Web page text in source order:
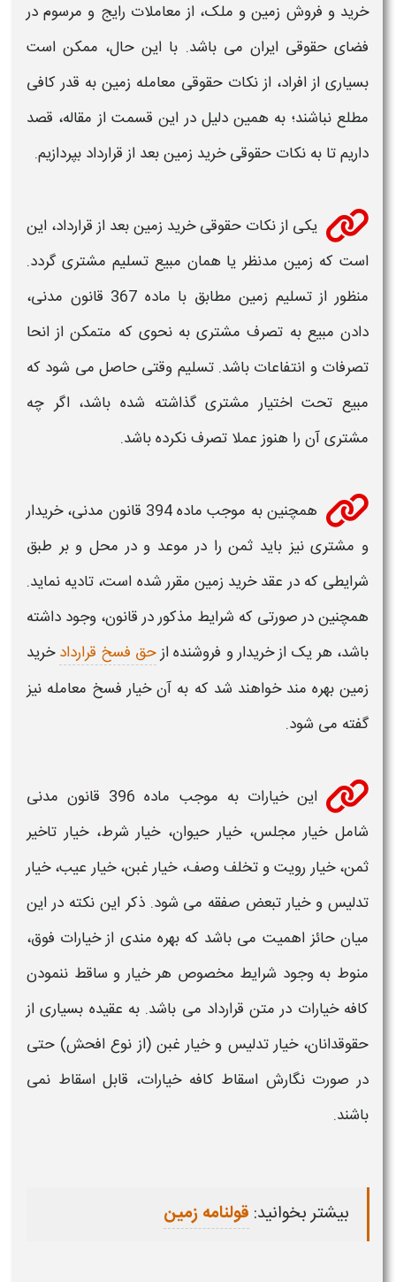
خریدو فروش زمین و ملک، از معاملات رایج و مرسوم در
فضایحقوقیایران می باشد. با این حال، ممکن است
بسیاری از افراد، از نکات حقوقی معامله زمین به قدر کافی
مطلع نباشند؛ به همین دلیل در این قسمت از مقاله، قصد
داریم تا به نکات حقوقی خرید زمینبعد از قرارداد بپردازیم.
یکی ازنکات حقوقی خرید زمینبعد از قرارداد، این
است که زمین مدنظر یا همان مبیع تسلیم مشتری گردد.
منظور از تسلیم زمین
مطابق با ماده 367 قانون مدنی،
دادن مبیع به تصرف مشتری به نحوی که متمکن از انحا
تصرفات و انتفاعات باشد. تسلیم وقتی حاصل می‌ شود که
مبیع تحت اختیار مشتری گذاشته شده باشد، اگر چه
مشتری آن را هنوز عملا تصرف نکرده باشد.
همچنین به موجب ماده 394 قانون مدنی،
خریدار
و مشتری نیز باید ثمن را در موعد و در محل و بر طبق
شرایطی که در عقدخرید زمین مقرر شده است، تادیه نماید.
همچنین در صورتی که شرایط مذکور در قانون، وجود داشته
باشد، هر یک ازخریدارو فروشنده ازحق فسخ قرارداد خرید
زمینبهره مند خواهند شد که به آن خیار فسخ معامله نیز
گفته می شود.
این خیارات به موجب ماده 396 قانون مدنی
شامل خیار مجلس، خیار حیوان، خیار شرط، خیار تاخیر
ثمن، خیار رویت و تخلف وصف، خیار غبن، خیار عیب، خیار
تدلیس و خیار تبعض صفقه می شود. ذکر این نکته در این
میان حائز اهمیت می باشد که بهره مندی از خیارات فوق،
منوط به وجود شرایط مخصوص هر خیار و ساقط ننمودن
کافه خیارات در متن قرارداد می باشد. به عقیده بسیاری از
حقوقدانان، خیار تدلیس و خیار غبن (از نوع افحش) حتی
در صورت نگارش اسقاط کافه خیارات، قابل اسقاط نمی
باشند.
بیشتر بخوانید: قولنامه زمین